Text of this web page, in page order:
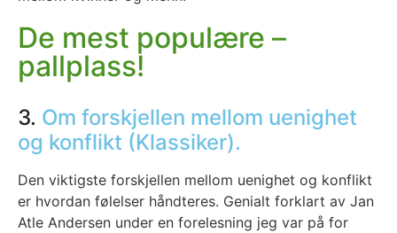
De mest populære –
pallplass!
3. Om forskjellen mellom uenighet
og konflikt (Klassiker).
Den vik­tigs­te for­skjel­len mel­lom uenig­het og kon­flikt
er hvor­dan følel­ser hånd­te­res. Geni­alt for­klart av Jan
Atle Ander­sen under en fore­les­ning jeg var på for